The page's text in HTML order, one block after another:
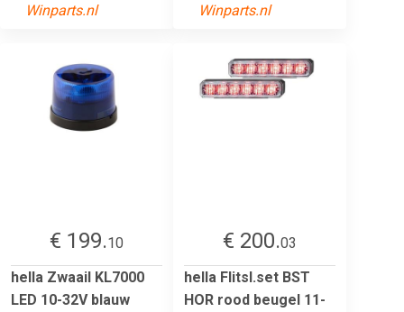
Winparts.nl Winparts.nl
€ 199.10
hella Zwaail KL7000
LED 10-32V blauw
€ 200.03
hella Flitsl.set BST
HOR rood beugel 11-